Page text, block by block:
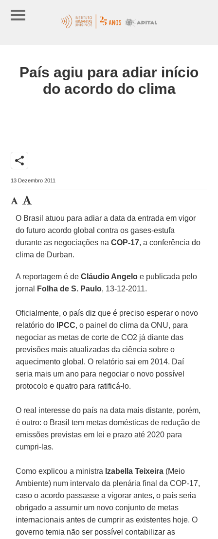
País agiu para adiar início
do acordo do clima
share
13 Dezembro 2011
O Brasil atuou para adiar a data da entrada em vigor
do futuro acordo global contra os gases-estufa
durante as negociações naCOP-17, a conferência do
clima de Durban.
A reportagem é deCláudio Angelo e publicada pelo
jornal
Folha de S. Paulo, 13-12-2011.
Oficialmente, o país diz que é preciso esperar o novo
relatório do
IPCC, o painel do clima da ONU, para
negociar as metas de corte de CO2 já diante das
previsões mais atualizadas da ciência sobre o
aquecimento global. O relatório sai em 2014. Daí
seria mais um ano para negociar o novo possível
protocolo e quatro para ratificá-lo.
O real interesse do país na data mais distante, porém,
é outro: o Brasil tem metas domésticas de redução de
emissões previstas em lei e prazo até 2020 para
cumpri-las.
Como explicou a ministra Izabella Teixeira (Meio
Ambiente) num intervalo da plenária final da COP-17,
caso o acordo passasse a vigorar antes, o país seria
obrigado a assumir um novo conjunto de metas
internacionais antes de cumprir as existentes hoje. O
governo temia não ser possível contabilizar as